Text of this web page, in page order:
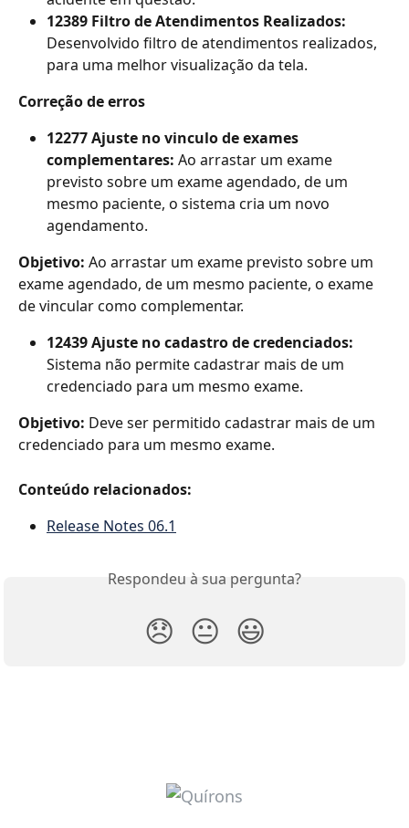
12389 Filtro de Atendimentos Realizados:
Desenvolvido filtro de atendimentos realizados,
para uma melhor visualização da tela.
Correção de erros
12277 Ajuste no vinculo de exames
complementares: Ao arrastar um exame
previsto sobre um exame agendado, de um
mesmo paciente, o sistema cria um novo
agendamento.
Objetivo: Ao arrastar um exame previsto sobre um
exame agendado, de um mesmo paciente, o exame
de vincular como complementar.
12439 Ajuste no cadastro de credenciados:
Sistema não permite cadastrar mais de um
credenciado para um mesmo exame.
Objetivo: Deve ser permitido cadastrar mais de um
credenciado para um mesmo exame.
Conteúdo relacionados:
Release Notes 06.1
Respondeu à sua pergunta?
😞 😐 😃